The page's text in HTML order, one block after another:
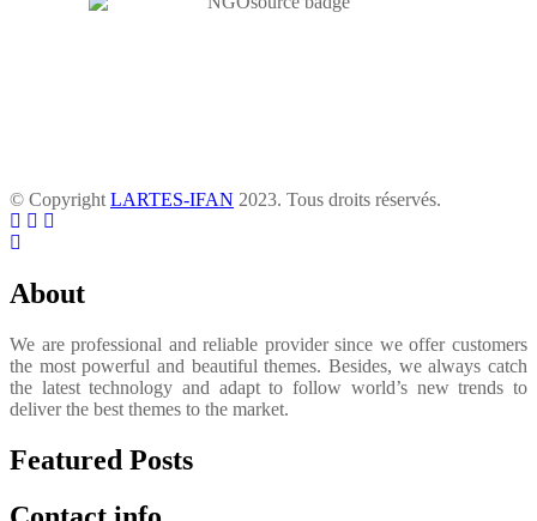
© Copyright LARTES-IFAN 2023. Tous droits réservés.
About
We are professional and reliable provider since we offer customers
the most powerful and beautiful themes. Besides, we always catch
the latest technology and adapt to follow world’s new trends to
deliver the best themes to the market.
Featured Posts